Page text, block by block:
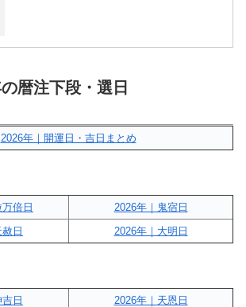
暦注下段・選日
2026年｜開運日・吉日まとめ
倍日
2026年｜鬼宿日
日
2026年｜大明日
日
2026年｜天恩日